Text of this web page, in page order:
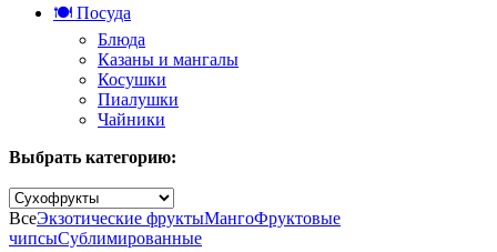
🍽️ Посуда
Блюда
Казаны и мангалы
Косушки
Пиалушки
Чайники
Выбрать категорию:
ВсеЭкзотические фруктыМангоФруктовые
чипсыСублимированные